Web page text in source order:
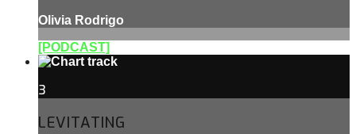
Olivia Rodrigo
[PODCAST]
3
LEVITATING